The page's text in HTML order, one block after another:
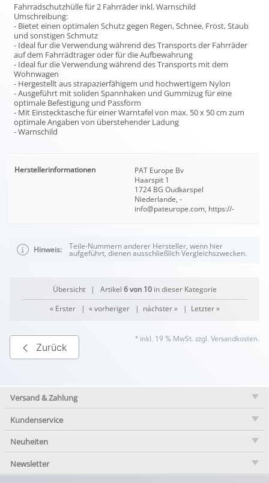
Fahrradschutzhülle für 2 Fahrräder inkl. Warnschild
Umschreibung:
- Bietet einen optimalen Schutz gegen Regen, Schnee, Frost, Staub
und sonstigen Schmutz
- Ideal fur die Verwendung während des Transports der Fahrräder
auf dem Fahrrädtrager oder für die Aufbewahrung
- Ideal fur die Verwendung während des Transports mit dem
Wohnwagen
- Hergestellt aus strapazierfähigem und hochwertigem Nylon
- Ausgeführt mit soliden Spannhaken und Gummizug für eine
optimale Befestigung und Passform
- Mit Einstecktasche für einer Warntafel von max. 50 x 50 cm zum
optimale Angaben von überstehender Ladung
- Warnschild
Herstellerinformationen
PAT Europe Bv
Haarspit 1
1724 BG Oudkarspel
Niederlande, -
info@pateurope.com, https://-
Hinweis: Teile-Nummern anderer Hersteller, wenn hier
aufgeführt, dienen ausschließlich Vergleichszwecken.
Übersicht| Artikel 6 von 10in dieser Kategorie
« Erster| « vorheriger| nächster »| Letzter »
Zurück
* inkl. 19 % MwSt. zzgl. Versandkosten.
Versand & Zahlung
Kundenservice
Neuheiten
Newsletter